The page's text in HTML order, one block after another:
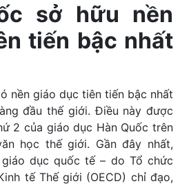
sở hữu nền
tiến bậc nhất
nền giáo dục tiên tiến bậc nhất
đầu thế giới. Điều này được
2 của giáo dục Hàn Quốc trên
học thế giới. Gần đây nhất,
dục quốc tế – do Tổ chức
tế Thế giới (OECD) chỉ đạo,